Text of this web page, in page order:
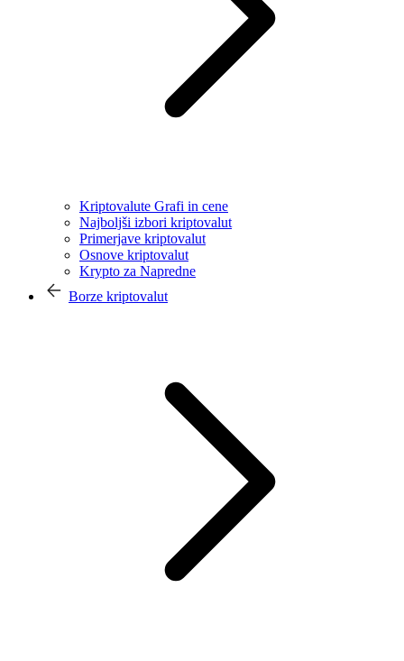
Kriptovalute Grafi in cene
Najboljši izbori kriptovalut
Primerjave kriptovalut
Osnove kriptovalut
Krypto za Napredne
Borze kriptovalut